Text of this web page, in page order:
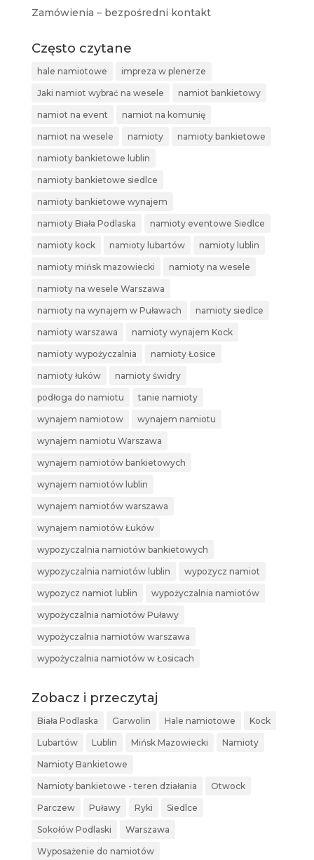
Zamówienia – bezpośredni kontakt
Często czytane
hale namiotowe impreza w plenerze
Jaki namiot wybrać na wesele namiot bankietowy
namiot na event namiot na komunię
namiot na wesele namioty namioty bankietowe
namioty bankietowe lublin
namioty bankietowe siedlce
namioty bankietowe wynajem
namioty Biała Podlaska namioty eventowe Siedlce
namioty kock namioty lubartów namioty lublin
namioty mińsk mazowiecki namioty na wesele
namioty na wesele Warszawa
namioty na wynajem w Puławach namioty siedlce
namioty warszawa namioty wynajem Kock
namioty wypożyczalnia namioty Łosice
namioty łuków namioty świdry
podłoga do namiotu tanie namioty
wynajem namiotow wynajem namiotu
wynajem namiotu Warszawa
wynajem namiotów bankietowych
wynajem namiotów lublin
wynajem namiotów warszawa
wynajem namiotów Łuków
wypozyczalnia namiotów bankietowych
wypozyczalnia namiotów lublin wypozycz namiot
wypozycz namiot lublin wypożyczalnia namiotów
wypożyczalnia namiotów Puławy
wypożyczalnia namiotów warszawa
wypożyczalnia namiotów w Łosicach
Zobacz i przeczytaj
Biała Podlaska Garwolin Hale namiotowe Kock
Lubartów Lublin Mińsk Mazowiecki Namioty
Namioty Bankietowe
Namioty bankietowe - teren działania Otwock
Parczew Puławy Ryki Siedlce
Sokołów Podlaski Warszawa
Wyposażenie do namiotów